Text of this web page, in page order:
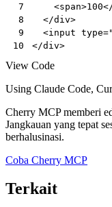
7
8
9
10
<span>100
</div>
<input type=
</div>
View Code
Using Claude Code,
Cherry MCP memberi
Jangkauan yang tepat
berhalusinasi.
Coba Cherry MCP
Terkait